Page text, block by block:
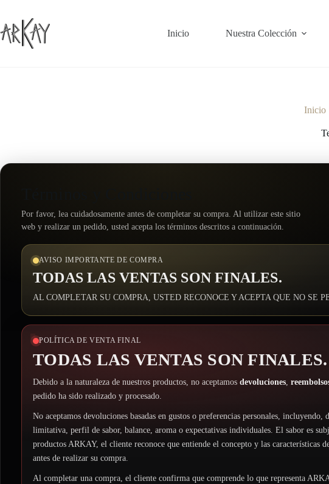
contenido
Inicio Nuestra Colección
Inicio
Por favor, lea cuidadosamente antes de completar su compra. Al utilizar este sitio
web y realizar un pedido, usted acepta los términos descritos a continuación.
AVISO IMPORTANTE DE COMPRA
TODAS LAS VENTAS SON FINALES.
AL COMPLETAR SU COMPRA, USTED RECONOCE Y ACEPTA QUE NO SE
POLÍTICA DE VENTA FINAL
TODAS LAS VENTAS SON FINALES.
Debido a la naturaleza de nuestros productos, no aceptamos devoluciones,
pedido ha sido realizado y procesado.
No aceptamos devoluciones basadas en gustos o preferencias personales, incluyendo,
limitativa, perfil de sabor, balance, aroma o expectativas individuales. El sabor es
productos ARKAY, el cliente reconoce que entiende el concepto y las características
antes de realizar su compra.
Al completar una compra, el cliente confirma que comprende lo que representa